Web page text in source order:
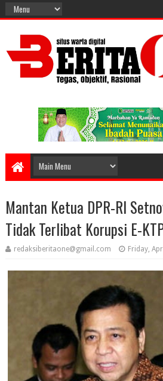
Mantan Ketua DPR-RI
Tidak Terlibat Korupsi E-
redaksiberitaone@gmail.com Friday,